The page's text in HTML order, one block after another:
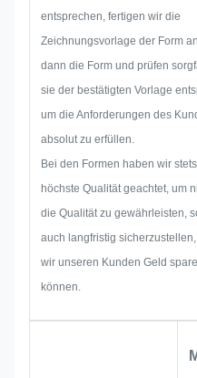
entsprechen, fertigen wir die
Zeichnungsvorlage der Form
dann die Form und prüfen
sie der bestätigten Vorlage
um die Anforderungen des
absolut zu erfüllen.
Bei den Formen haben wir
höchste Qualität geachtet, um
die Qualität zu gewährleisten,
auch langfristig
wir unseren Kunden Geld
können.